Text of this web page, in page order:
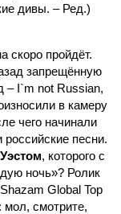
дивы. – Ред.)
скоро пройдёт.
запрещённую
– I`m not Russian,
в камеру
чего начинали
российские песни.
, которого с
ночь»? Ролик
Global Top
мол, смотрите,